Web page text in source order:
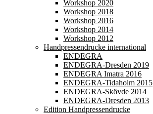
Workshop 2020
Workshop 2018
Workshop 2016
Workshop 2014
Workshop 2012
Handpressendrucke international
ENDEGRA
ENDEGRA-Dresden 2019
ENDEGRA Imatra 2016
ENDEGRA-Tidaholm 2015
ENDEGRA-Skövde 2014
ENDEGRA-Dresden 2013
Edition Handpressendrucke